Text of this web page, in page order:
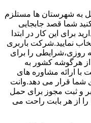
به شهرستان ها مستلزم
شما قصد جابجایی
برای این کار در ابتدا
نمایید.شرکت باربری
روزی،شرایطی را برای
از هرگوشه کشور به
با ارائه مشاوره های
شما قرار می دهد.وانت
و ثبت مجوز برای حمل
را از هر بابت راحت می